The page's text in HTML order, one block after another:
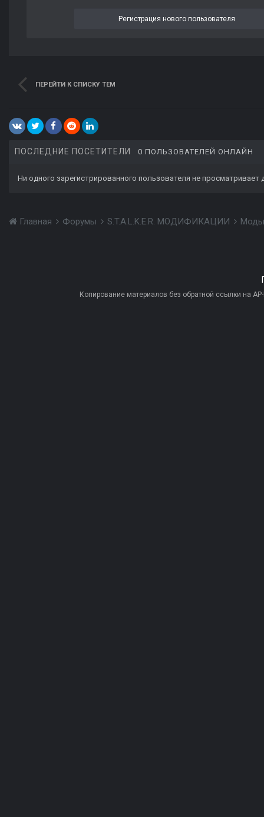
Регистрация нового пользователя
ПЕРЕЙТИ К СПИСКУ ТЕМ
ПОСЛЕДНИЕ ПОСЕТИТЕЛИ 0 ПОЛЬЗОВАТЕЛЕЙ ОНЛАЙН
Ни одного зарегистрированного пользователя не просматривает
Главная Форумы S.T.A.L.K.E.R. МОДИФИКАЦИИ
Копирование материалов без обратной ссылки на